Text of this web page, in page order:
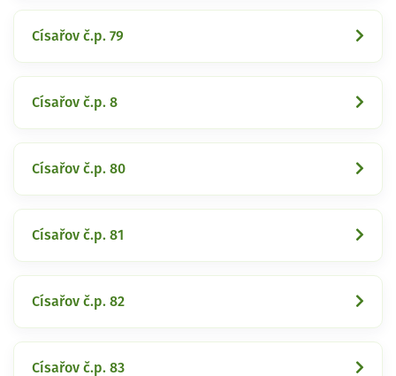
Císařov č.p. 79
Císařov č.p. 8
Císařov č.p. 80
Císařov č.p. 81
Císařov č.p. 82
Císařov č.p. 83